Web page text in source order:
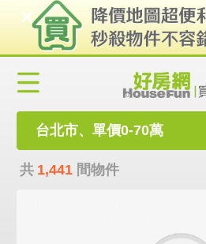
台北市、單價0-70萬
共 1,441 間物件